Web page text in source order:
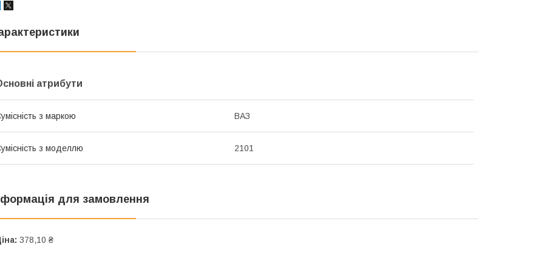
атрибути
з маркою ВАЗ
з моделлю 2101
для замовлення
378,10 ₴